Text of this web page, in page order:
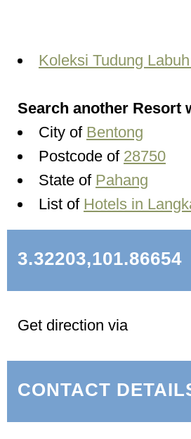
Koleksi Tudung
Search another Resort
City of Bentong
Postcode of 28750
State of Pahang
List of Hotels in
3.32203,101.86654
Get direction via
CONTACT